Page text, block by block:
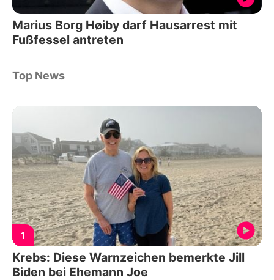
Marius Borg Høiby darf Hausarrest mit
Fußfessel antreten
Top News
1
Krebs: Diese Warnzeichen bemerkte Jill
Biden bei Ehemann Joe